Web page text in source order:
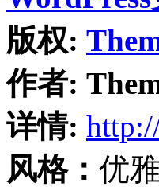
版权:
作者:
详情:
风格： 优